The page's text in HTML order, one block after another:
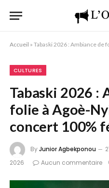
Accueil » Tabaski 2026 : Ambiance de folie
CULTURES
Tabaski 2026 :
folie à Agoè-
concert 100%
ByJunior Agbekponou
2026
Aucun commentaire